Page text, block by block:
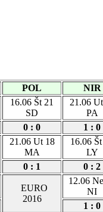
POL NIR
16.06 Št 21
SD
21.06
PA
0 : 0 1 : 0
21.06 Ut 18
MA
16.06
LY
0 : 1 0 : 2
EURO
2016
12.06
NI
1 : 0